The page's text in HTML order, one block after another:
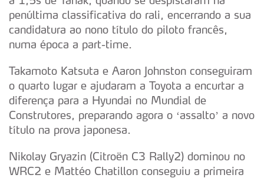
penúltima classificativa do rali, encerrando a sua
candidatura ao nono título do piloto francês,
numa época a part-time.
Takamoto Katsuta e Aaron Johnston conseguiram
o quarto lugar e ajudaram a Toyota a encurtar a
diferença para a Hyundai no Mundial de
Construtores, preparando agora o ‘assalto’ a novo
título na prova japonesa.
Nikolay Gryazin (Citroën C3 Rally2) dominou no
WRC2 e Mattéo Chatillon conseguiu a primeira